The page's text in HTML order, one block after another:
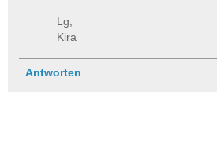
Lg,
Kira
Antworten